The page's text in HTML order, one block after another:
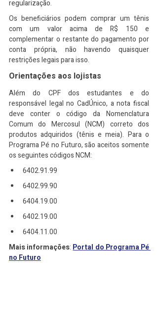
regularização.​
Os beneficiários podem comprar um tênis
com um valor acima de R$ 150 e
complementar o restante do pagamento por
conta própria, não havendo quaisquer
restrições legais para isso.​
Orientações aos lojistas
Além do CPF dos estudantes e do
responsável legal no CadÚnico, a nota fiscal
deve conter o código da Nomenclatura
Comum do Mercosul (NCM) correto dos
produtos adquiridos (tênis e meia). Para o
Programa Pé no Futuro, são aceitos somente
os seguintes códigos NCM:​
6402.91.99
6402.99.90
6404.19.00
6402.19.00
6404.11.00
Mais informações: Portal do Programa Pé
no Futuro